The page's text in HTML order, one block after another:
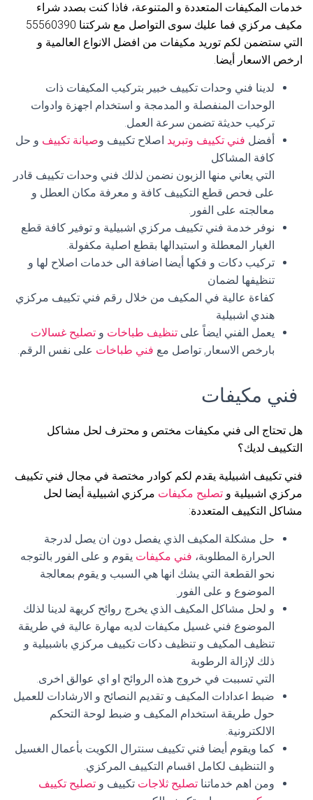
خدمات المكيفات المتعددة و المتنوعة، فاذا كنت بصدد شراء
مكيف مركزي فما عليك سوى التواصل مع شركتنا 55560390
التي ستضمن لكم توريد مكيفات من افضل الانواع العالمية و
ارخص الاسعار أيضا.
لدينا فني وحدات تكييف خبير بتركيب المكيفات ذات
الوحدات المنفصلة و المدمجة و استخدام اجهزة وادوات
تركيب حديثة تضمن سرعة العمل.
أفضل فني تكييف وتبريد اصلاح تكييف وصيانة تكييف و حل
كافة المشاكل
التي يعاني منها الزبون نضمن لذلك فني وحدات تكييف قادر
على فحص قطع التكييف كافة و معرفة مكان العطل و
معالجته على الفور.
نوفر خدمة فني تكييف مركزي اشبيلية و توفير كافة قطع
الغيار المعطلة و استبدالها بقطع اصلية مكفولة.
تركيب دكات و فكها أيضا اضافة الى خدمات اصلاح لها و
تنظيفها لضمان
كفاءة عالية في المكيف من خلال رقم فني تكييف مركزي
هندي اشبيلية
يعمل الفني ايضاً على تنظيف طباخات و تصليح غسالات
بارخص الاسعار, تواصل مع فني طباخات على نفس الرقم.
فني مكيفات
هل تحتاج الى فني مكيفات مختص و محترف لحل مشاكل
التكييف لديك؟
فني تكييف اشبيلية يقدم لكم كوادر مختصة في مجال فني تكييف
مركزي اشبيلية و تصليح مكيفات مركزي اشبيلية أيضا لحل
مشاكل التكييف المتعددة:
حل مشكلة المكيف الذي يفصل دون ان يصل لدرجة
الحرارة المطلوبة، فني مكيفات يقوم و على الفور بالتوجه
نحو القطعة التي يشك انها هي السبب و يقوم بمعالجة
الموضوع و على الفور.
و لحل مشاكل المكيف الذي يخرج روائح كريهة لدينا لذلك
الموضوع فني غسيل مكيفات لديه مهارة عالية في طريقة
تنظيف المكيف و تنظيف دكات تكييف مركزي باشبيلية و
ذلك لإزالة الرطوبة
التي تسببت في خروج هذه الروائح او اي عوالق اخرى.
ضبط اعدادات المكيف و تقديم النصائح و الارشادات للعميل
حول طريقة استخدام المكيف و ضبط لوحة التحكم
الالكترونية.
كما ويقوم أيضا فني تكييف سنترال الكويت بأعمال الغسيل
و التنظيف لكامل اقسام التكييف المركزي.
ومن اهم خدماتنا تصليح ثلاجات تكييف و تصليح تكييف